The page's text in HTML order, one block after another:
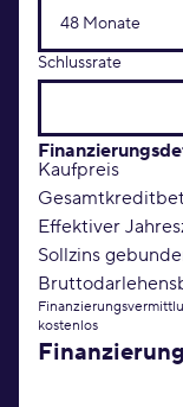
Schlussrate
Kaufpreis
Effektiver
Sollzins
kostenlos